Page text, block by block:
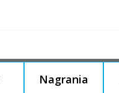
Nagrania